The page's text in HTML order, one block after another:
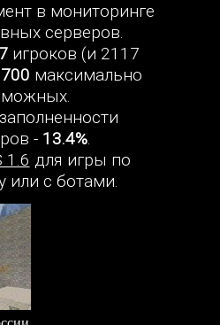
в мониторинге
серверов.
игроков (и 2117
максимально
- 13.4%.
1.6 для игры по
или с ботами.